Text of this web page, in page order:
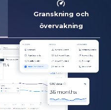
Granskning och
övervakning